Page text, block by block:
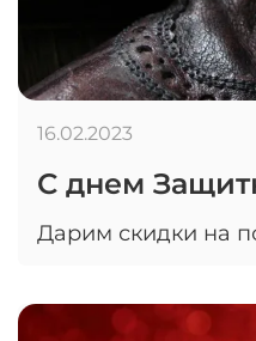
С днем
Дарим скидки на
16.02.2023